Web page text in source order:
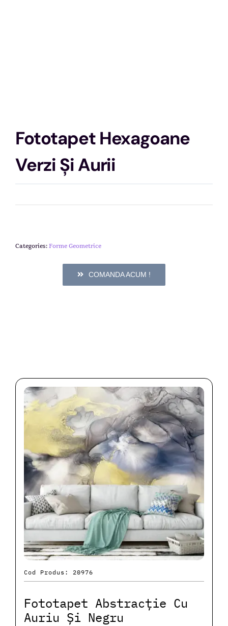
Fototapet Hexagoane
Verzi Și Aurii
Categories:Forme Geometrice
COMANDA ACUM !
Cod Produs: 20976
Fototapet Abstracție Cu
Auriu Și Negru